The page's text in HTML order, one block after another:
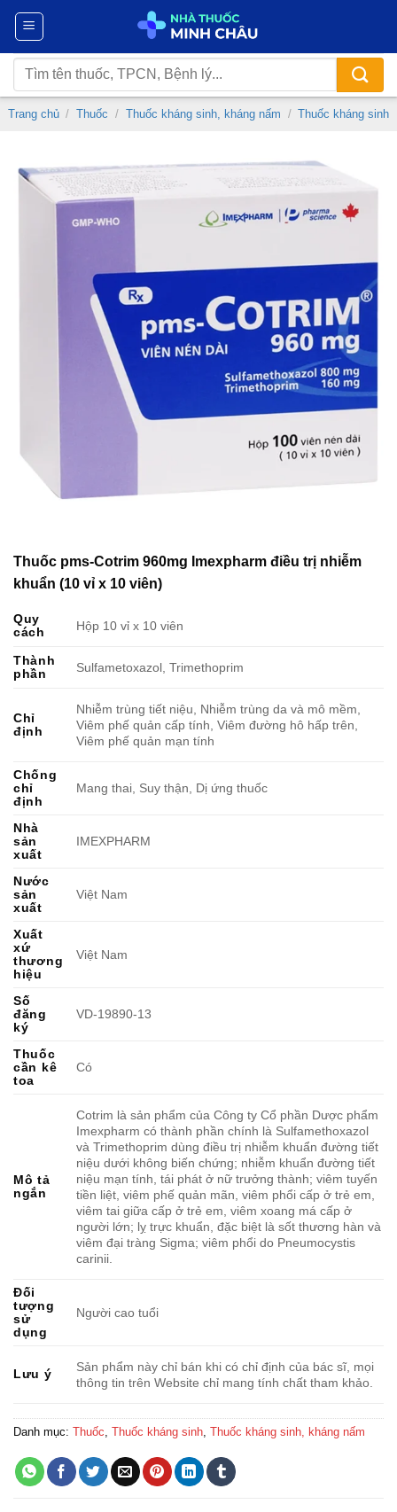
Chuyển
nội
dung
Tìm
kiếm:
Trang chủ / Thuốc / Thuốc kháng sinh, kháng nấm / Thuốc kháng sinh
Thuốc pms-Cotrim 960mg Imexpharm điều trị nhiễm
khuẩn (10 vỉ x 10 viên)
Quy
cách
Hộp 10 vỉ x 10 viên
Thành
phần
Sulfametoxazol, Trimethoprim
Chỉ
định
Nhiễm trùng tiết niệu, Nhiễm trùng da và mô mềm,
Viêm phế quản cấp tính, Viêm đường hô hấp trên,
Viêm phế quản mạn tính
Chống
chỉ
định
Mang thai, Suy thận, Dị ứng thuốc
Nhà
sản
xuất
IMEXPHARM
Nước
sản
xuất
Việt Nam
Xuất
xứ
thương
hiệu
Việt Nam
Số
đăng
ký
VD-19890-13
Thuốc
cần kê
toa
Có
Mô tả
ngắn
Cotrim là sản phẩm của Công ty Cổ phần Dược phẩm
Imexpharm có thành phần chính là Sulfamethoxazol
và Trimethoprim dùng điều trị nhiễm khuẩn đường tiết
niệu dưới không biến chứng; nhiễm khuẩn đường tiết
niệu mạn tính, tái phát ở nữ trưởng thành; viêm tuyến
tiền liệt, viêm phế quản mãn, viêm phổi cấp ở trẻ em,
viêm tai giữa cấp ở trẻ em, viêm xoang má cấp ở
người lớn; lỵ trực khuẩn, đặc biệt là sốt thương hàn và
viêm đại tràng Sigma; viêm phổi do Pneumocystis
carinii.
Đối
tượng
sử
dụng
Người cao tuổi
Lưu ý
Sản phẩm này chỉ bán khi có chỉ định của bác sĩ, mọi
thông tin trên Website chỉ mang tính chất tham khảo.
Danh mục: Thuốc Thuốc kháng sinh Thuốc kháng sinh, kháng nấm